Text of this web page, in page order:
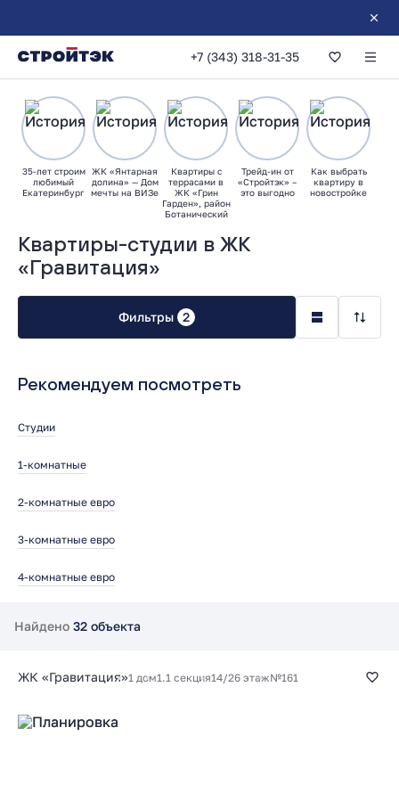
+7 (343) 318-31-35
Квартиры-студии в ЖК
«Гравитация»
35-лет строим
любимый
Екатеринбург
ЖК «Янтарная
долина» — Дом
мечты на ВИЗе
Квартиры с
террасами в
ЖК «Грин
Гарден», район
Ботанический
Трейд-ин от
«Стройтэк» –
это выгодно
Как выбрать
квартиру в
новостройке
Фильтры 2
Рекомендуем посмотреть
Студии
1-комнатные
2-комнатные евро
3-комнатные евро
4-комнатные евро
Найдено 32 объекта
ЖК «Гравитация»1 дом1.1 секция14/26 этаж№161